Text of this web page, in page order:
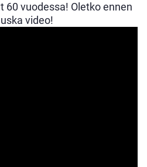
vuodessa! Oletko ennen
video!